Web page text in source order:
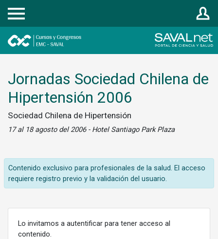
Registrarse
Jornadas Sociedad Chilena de
Hipertensión 2006
Sociedad Chilena de Hipertensión
17 al 18 agosto del 2006 - Hotel Santiago Park Plaza
Contenido exclusivo para profesionales de la salud. El acceso
requiere registro previo y la validación del usuario.
Lo invitamos a autentificar para tener acceso al
contenido.